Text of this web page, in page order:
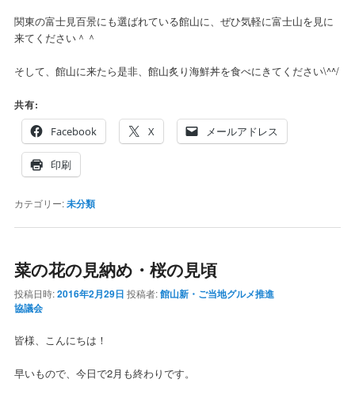
関東の富士見百景にも選ばれている館山に、ぜひ気軽に富士山を見に
来てください＾＾
そして、館山に来たら是非、館山炙り海鮮丼を食べにきてください\^^/
共有:
Facebook
X メールアドレス
印刷
カテゴリー:未分類
菜の花の見納め・桜の見頃
投稿日時:2016年2月29日 投稿者:館山新・ご当地グルメ推進
協議会
皆様、こんにちは！
早いもので、今日で2月も終わりです。